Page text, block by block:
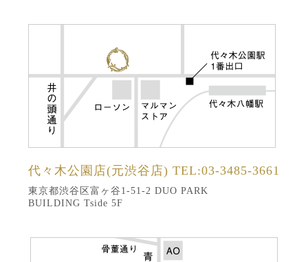
代々木公園店(元渋谷店) TEL:03-3485-3661
東京都渋谷区富ヶ谷1-51-2 DUO PARK
BUILDING Tside 5F